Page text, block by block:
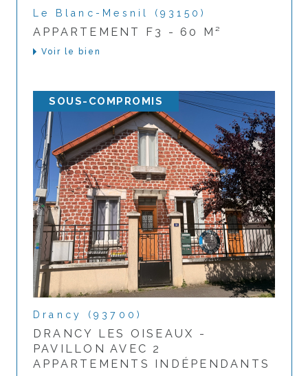
Le Blanc-Mesnil (93150)
APPARTEMENT F3 - 60 M²
Voir le bien
SOUS-COMPROMIS
Drancy (93700)
DRANCY LES OISEAUX -
PAVILLON AVEC 2
APPARTEMENTS INDÉPENDANTS